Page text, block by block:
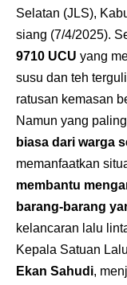
Selatan (JLS),
siang (7/4/2025).
9710 UCU yang
susu dan teh
ratusan kemasan
Namun yang
biasa dari warga
memanfaatkan
membantu
barang-barang
kelancaran lalu
Kepala Satuan
Ekan Sahudi,